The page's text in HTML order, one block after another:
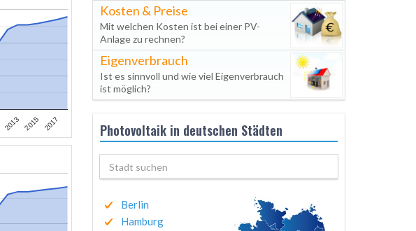
2013 2015 2017
Kosten & Preise
Mit welchen Kosten ist bei einer PV-
Anlage zu rechnen?
Eigenverbrauch
Ist es sinnvoll und wie viel Eigenverbrauch
ist möglich?
Photovoltaik in deutschen Städten
Berlin
Hamburg